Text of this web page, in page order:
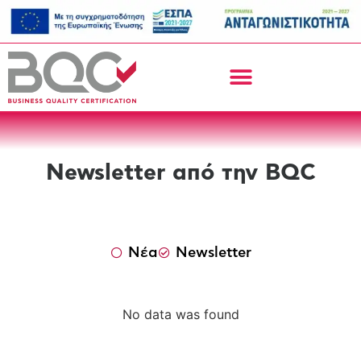
Newsletter από την BQC
Νέα Newsletter
No data was found